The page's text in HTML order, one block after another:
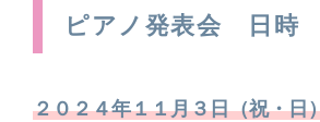
ピアノ発表会 日時
２０２４年１１月３日（祝・